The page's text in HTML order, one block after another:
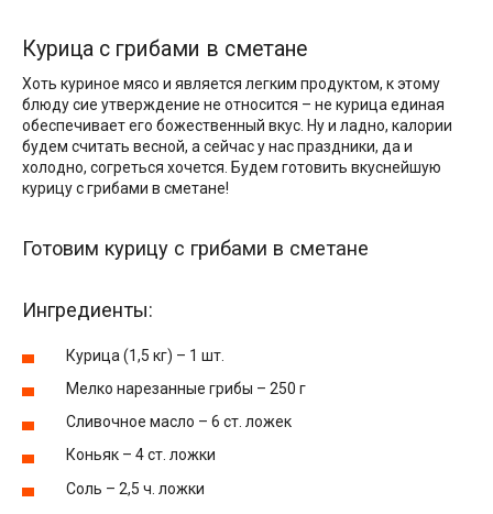
Курица с грибами в сметане
Хоть куриное мясо и является легким продуктом, к этому
блюду сие утверждение не относится – не курица единая
обеспечивает его божественный вкус. Ну и ладно, калории
будем считать весной, а сейчас у нас праздники, да и
холодно, согреться хочется. Будем готовить вкуснейшую
курицу с грибами в сметане!
Готовим курицу с грибами в сметане
Ингредиенты:
Курица (1,5 кг) – 1 шт.
Мелко нарезанные грибы – 250 г
Сливочное масло – 6 ст. ложек
Коньяк – 4 ст. ложки
Соль – 2,5 ч. ложки